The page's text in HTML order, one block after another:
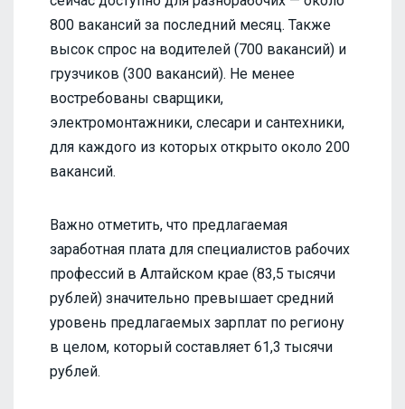
800 вакансий за последний месяц. Также
высок спрос на водителей (700 вакансий) и
грузчиков (300 вакансий). Не менее
востребованы сварщики,
электромонтажники, слесари и сантехники,
для каждого из которых открыто около 200
вакансий.
Важно отметить, что предлагаемая
заработная плата для специалистов рабочих
профессий в Алтайском крае (83,5 тысячи
рублей) значительно превышает средний
уровень предлагаемых зарплат по региону
в целом, который составляет 61,3 тысячи
рублей.